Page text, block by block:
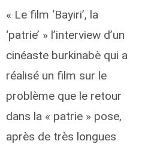
« Le film ‘Bayiri’, la
‘patrie’ » l’interview d’un
cinéaste burkinabè qui a
réalisé un film sur le
problème que le retour
dans la « patrie » pose,
après de très longues